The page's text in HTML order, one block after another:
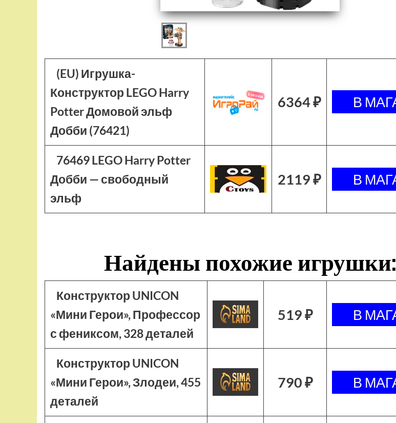
(EU) Игрушка-
Конструктор LEGO Harry
Potter Домовой эльф
Добби (76421)
6364 ₽
76469 LEGO Harry Potter
Добби — свободный
эльф
2119 ₽
Найдены похожие игрушки:
Конструктор UNICON
«Мини Герои», Профессор
с фениксом, 328 деталей
519 ₽
Конструктор UNICON
«Мини Герои», Злодеи, 455
деталей
790 ₽